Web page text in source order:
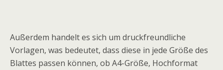
Außerdem handelt es sich um druckfreundliche
Vorlagen, was bedeutet, dass diese in jede Größe des
Blattes passen können, ob A4-Größe, Hochformat